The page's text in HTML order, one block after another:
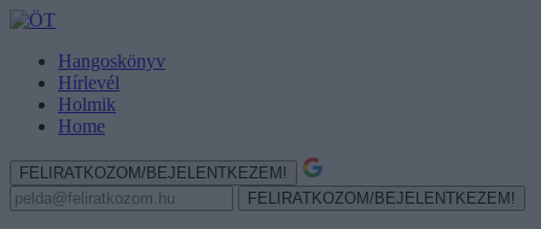
Hangoskönyv
Hírlevél
Holmik
Home
FELIRATKOZOM/BEJELENTKEZEM!
FELIRATKOZOM/BEJELENTKEZEM!